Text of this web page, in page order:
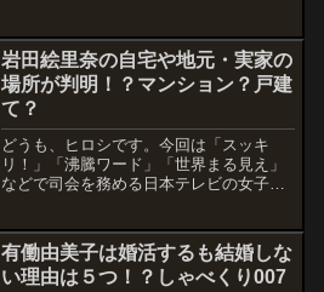
岩田絵里奈の自宅や地元・実家の
場所が判明！？マンション？戸建
て？
どうも、ヒロシです。今回は「スッキ
リ！」「沸騰ワード」「世界まる見え」
などで司会を務める日本テレビの女子ア
ガ）で自宅や実家などが気になり、岩田
チャンマンのプロフィールと共に情報を
まとめてみ...
有働由美子は婚活するも結婚しな
い理由は５つ！？しゃべくり007